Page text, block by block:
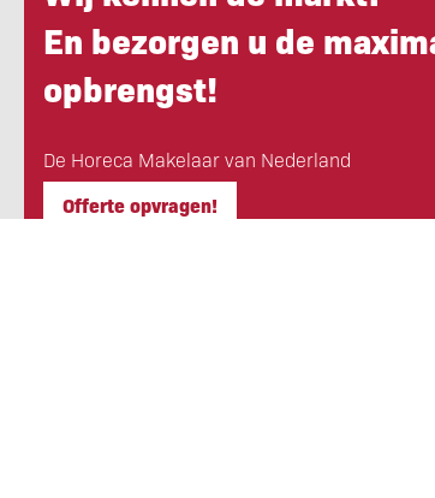
En bezorgen u de
opbrengst!
De Horeca Makelaar van Nederland
Offerte opvragen!